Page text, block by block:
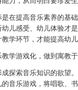
在提高音乐素养的基
儿感受、幼儿体验才
学环节，才能提高幼儿
教学游戏化，做到寓教
探索音乐知识的欲望
音乐游戏，将唱歌、